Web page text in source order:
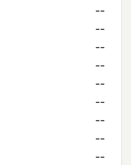
--
--
--
--
--
--
--
--
--